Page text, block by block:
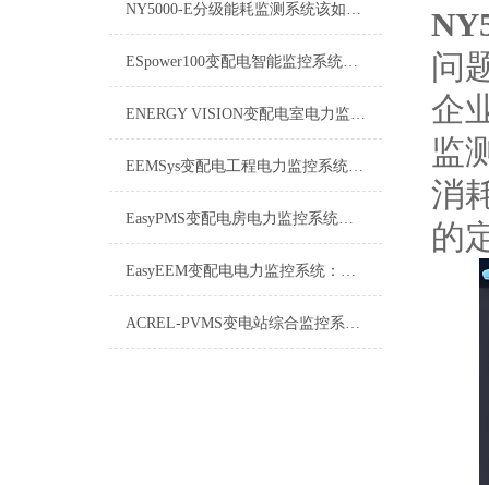
NY5000-E分级能耗监测系统该如何使用？
ESpower100变配电智能监控系统技术参数
ENERGY VISION变配电室电力监控系统维修保养
EEMSys变配电工程电力监控系统：保障电网稳定运行的智能中枢
EasyPMS变配电房电力监控系统：守护电网“心脏”的智能卫士
EasyEEM变配电电力监控系统：智能电网的“神经中枢”
ACREL-PVMS变电站综合监控系统详解
问
企
监
消
的